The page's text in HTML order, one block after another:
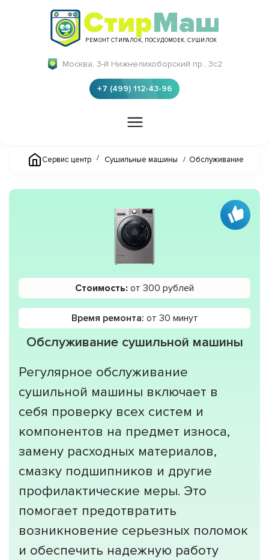
СтирМаш
РЕМОНТ СТИРАЛОК, ПОСУДОМОЕК, СУШИЛОК
Москва, 3-й Нижнелихоборский пр., 3с2
+7 (499) 112-43-96
Сервис центр / Сушильные машины / Обслуживание
Обслуживание сушильной машины
Регулярное обслуживание
сушильной машины включает в
себя проверку всех систем и
компонентов на предмет износа,
замену расходных материалов,
смазку подшипников и другие
профилактические меры. Это
помогает предотвратить
возникновение серьезных поломок
и обеспечить надежную работу
Стоимость: от 300 рублей
Время ремонта: от 30 минут